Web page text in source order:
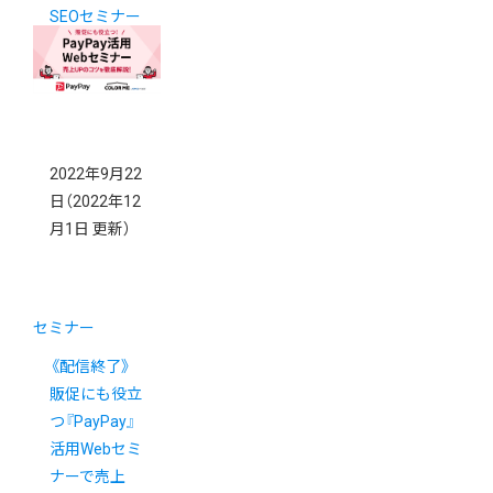
SEOセミナー
開催決定！
2022年9月22
日 （2022年12
月1日 更新）
セミナー
《配信終了》
販促にも役立
つ『PayPay』
活用Webセミ
ナーで売上